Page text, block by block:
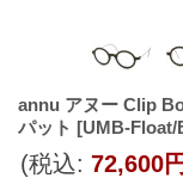
annu アヌー Clip
パット [UMB-Float/
(税込: 72,600円